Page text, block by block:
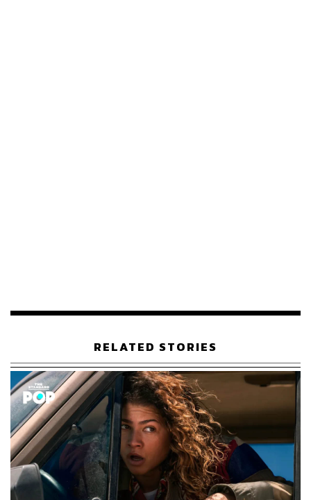
RELATED STORIES